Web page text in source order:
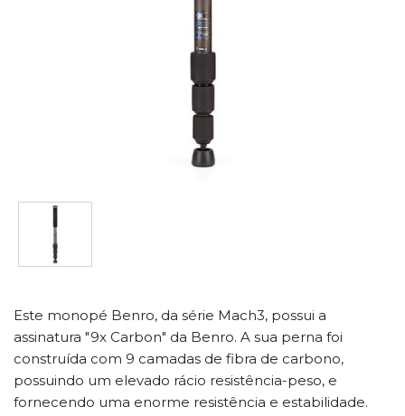
Este monopé Benro, da série Mach3, possui a
assinatura "9x Carbon" da Benro. A sua perna foi
construída com 9 camadas de fibra de carbono,
possuindo um elevado rácio resistência-peso, e
fornecendo uma enorme resistência e estabilidade.